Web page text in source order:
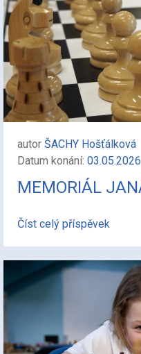
autor ŠACHY Hošťálková
Datum konání: 03.05.2026
MEMORIÁL
Číst celý příspěvek